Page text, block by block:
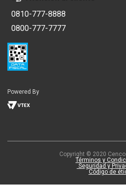
0810-777-8888
0800-777-7777
Powered By
Copyright © 2020
Términos y
Seguridad y
Código de